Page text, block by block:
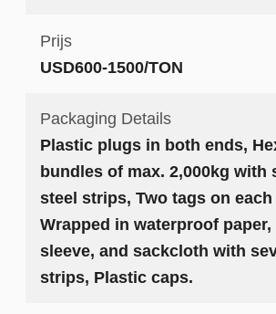
Prijs
USD600-1500/TON
Packaging Details
Plastic plugs in both ends,
bundles of max. 2,000kg with
steel strips, Two tags on
Wrapped in waterproof paper,
sleeve, and sackcloth with
strips, Plastic caps.